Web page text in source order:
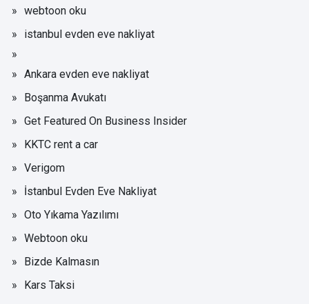
webtoon oku
istanbul evden eve nakliyat
Ankara evden eve nakliyat
Boşanma Avukatı
Get Featured On Business Insider
KKTC rent a car
Verigom
İstanbul Evden Eve Nakliyat
Oto Yıkama Yazılımı
Webtoon oku
Bizde Kalmasın
Kars Taksi